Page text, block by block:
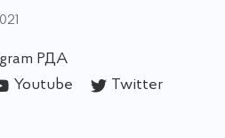
РДА
Youtube
Twitter